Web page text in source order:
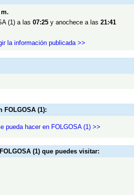
m.
(1) a las 07:25 y anochece a las 21:41
la información publicada >>
FOLGOSA (1):
pueda hacer en FOLGOSA (1) >>
(1) que puedes visitar: